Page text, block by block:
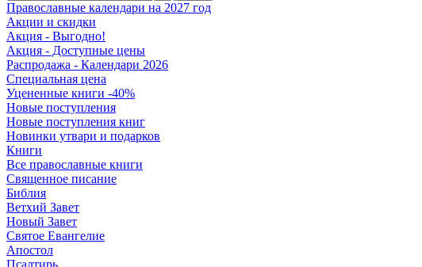
Православные календари на 2027 год
Акции и скидки
Акция - Выгодно!
Акция - Доступные цены
Распродажа - Календари 2026
Специальная цена
Уцененные книги -40%
Новые поступления
Новые поступления книг
Новинки утвари и подарков
Книги
Все православные книги
Священное писание
Библия
Ветхий Завет
Новый Завет
Святое Евангелие
Апостол
Псалтирь